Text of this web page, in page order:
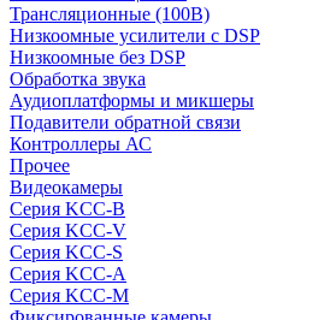
Трансляционные (100В)
Низкоомные усилители с DSP
Низкоомные без DSP
Обработка звука
Аудиоплатформы и микшеры
Подавители обратной связи
Контроллеры АС
Прочее
Видеокамеры
Серия KCC-B
Серия KCC-V
Серия KCC-S
Серия KCC-A
Серия KCC-M